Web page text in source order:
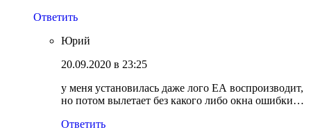
Ответить
Юрий
20.09.2020 в 23:25
у меня установилась даже лого ЕА воспроизводит,
но потом вылетает без какого либо окна ошибки…
Ответить